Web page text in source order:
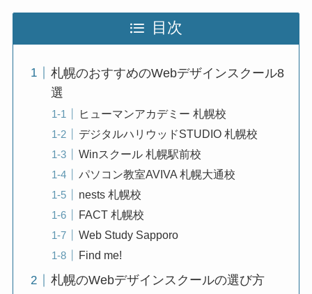
目次
札幌のおすすめのWebデザインスクール8
選
ヒューマンアカデミー 札幌校
デジタルハリウッドSTUDIO 札幌校
Winスクール 札幌駅前校
パソコン教室AVIVA 札幌大通校
nests 札幌校
FACT 札幌校
Web Study Sapporo
Find me!
札幌のWebデザインスクールの選び方